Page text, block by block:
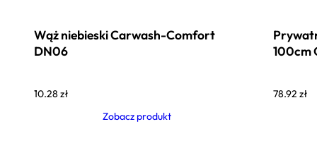
Wąż niebieski Carwash-Comfort
DN06
10.28 zł
Zobacz produkt
100cm
78.92 zł